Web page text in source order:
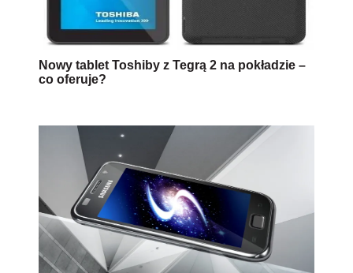
Nowy tablet Toshiby z Tegrą 2 na pokładzie –
co oferuje?